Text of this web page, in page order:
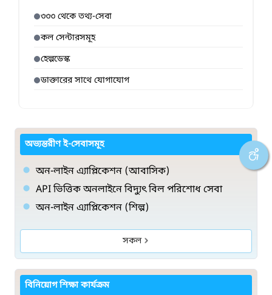
৩৩৩ থেকে তথ্য-সেবা
কল সেন্টারসমূহ
হেল্পডেস্ক
ডাক্তারের সাথে যোগাযোগ
অভ্যন্তরীণ ই-সেবাসমূহ
অন-লাইন এ্যাপ্লিকেশন (আবাসিক)
API ভিত্তিক অনলাইনে বিদ্যুৎ বিল পরিশোধ সেবা
অন-লাইন এ্যাপ্লিকেশন (শিল্প)
সকল
বিনিয়োগ শিক্ষা কার্যক্রম